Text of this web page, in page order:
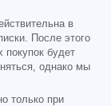
в
После этого
покупок будет
однако мы
только при